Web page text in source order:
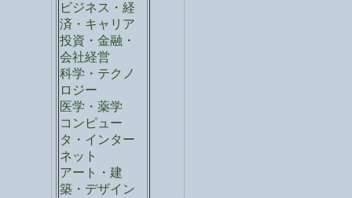
ビジネス・経
済・キャリア
投資・金融・
会社経営
科学・テクノ
ロジー
医学・薬学
コンピュー
タ・インター
ネット
アート・建
築・デザイン